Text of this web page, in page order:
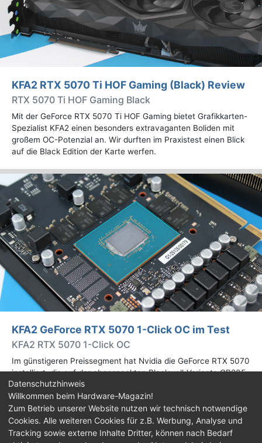
KFA2 RTX 5070 Ti HOF Gaming (Black) Review
RTX 5070 Ti HOF Gaming Black
Mit der GeForce RTX 5070 Ti HOF Gaming bietet Grafikkarten-
Spezialist KFA2 einen besonders extravaganten Boliden mit
großem OC-Potenzial an. Wir durften im Praxistest einen Blick
auf die Black Edition der Karte werfen.
KFA2 GeForce RTX 5070 1-Click OC im Test
KFA2 RTX 5070 1-Click OC
Im günstigeren Preissegment hat Nvidia die GeForce RTX 5070
installiert, die auf der abgespeckten Blackwell-Variante GB205
basiert. Wir haben uns ein Custom-Design von Hersteller KFA2
im Test genauer angesehen.
Impressum| Kontakt |Jobs |Datenschutz |
Datenschutzhinweis
Willkommen beim Hardware-Magazin!
Zum Betrieb unserer Website nutzen wir technisch notwendige
Cookies. Alle weiteren Cookies für z.B. Werbung, Analyse und
Tracking sowie externe Inhalte Dritter, können nach Bedarf